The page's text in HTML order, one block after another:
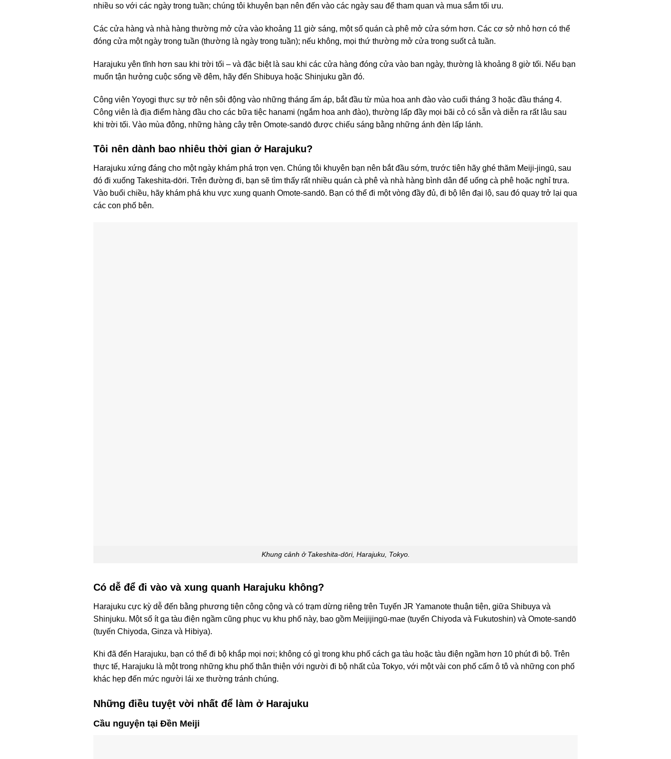
nhiều so với các ngày trong tuần; chúng tôi khuyên bạn nên đến vào các ngày sau để tham quan và mua sắm tối ưu.
Các cửa hàng và nhà hàng thường mở cửa vào khoảng 11 giờ sáng, một số quán cà phê mở cửa sớm hơn. Các cơ sở nhỏ hơn có thể
đóng cửa một ngày trong tuần (thường là ngày trong tuần); nếu không, mọi thứ thường mở cửa trong suốt cả tuần.
Harajuku yên tĩnh hơn sau khi trời tối – và đặc biệt là sau khi các cửa hàng đóng cửa vào ban ngày, thường là khoảng 8 giờ tối. Nếu bạn
muốn tận hưởng cuộc sống về đêm, hãy đến Shibuya hoặc Shinjuku gần đó.
Công viên Yoyogi thực sự trở nên sôi động vào những tháng ấm áp, bắt đầu từ mùa hoa anh đào vào cuối tháng 3 hoặc đầu tháng 4.
Công viên là địa điểm hàng đầu cho các bữa tiệc hanami (ngắm hoa anh đào), thường lấp đầy mọi bãi cỏ có sẵn và diễn ra rất lâu sau
khi trời tối. Vào mùa đông, những hàng cây trên Omote-sandō được chiếu sáng bằng những ánh đèn lấp lánh.
Tôi nên dành bao nhiêu thời gian ở Harajuku?
Harajuku xứng đáng cho một ngày khám phá trọn vẹn. Chúng tôi khuyên bạn nên bắt đầu sớm, trước tiên hãy ghé thăm Meiji-jingū, sau
đó đi xuống Takeshita-dōri. Trên đường đi, bạn sẽ tìm thấy rất nhiều quán cà phê và nhà hàng bình dân để uống cà phê hoặc nghỉ trưa.
Vào buổi chiều, hãy khám phá khu vực xung quanh Omote-sandō. Bạn có thể đi một vòng đầy đủ, đi bộ lên đại lộ, sau đó quay trở lại qua
các con phố bên.
Khung cảnh ở Takeshita-dōri, Harajuku, Tokyo.
Có dễ để đi vào và xung quanh Harajuku không?
Harajuku cực kỳ dễ đến bằng phương tiện công cộng và có trạm dừng riêng trên Tuyến JR Yamanote thuận tiện, giữa Shibuya và
Shinjuku. Một số ít ga tàu điện ngầm cũng phục vụ khu phố này, bao gồm Meijijingū-mae (tuyến Chiyoda và Fukutoshin) và Omote-sandō
(tuyến Chiyoda, Ginza và Hibiya).
Khi đã đến Harajuku, bạn có thể đi bộ khắp mọi nơi; không có gì trong khu phố cách ga tàu hoặc tàu điện ngầm hơn 10 phút đi bộ. Trên
thực tế, Harajuku là một trong những khu phố thân thiện với người đi bộ nhất của Tokyo, với một vài con phố cấm ô tô và những con phố
khác hẹp đến mức người lái xe thường tránh chúng.
Những điều tuyệt vời nhất để làm ở Harajuku
Cầu nguyện tại Đền Meiji